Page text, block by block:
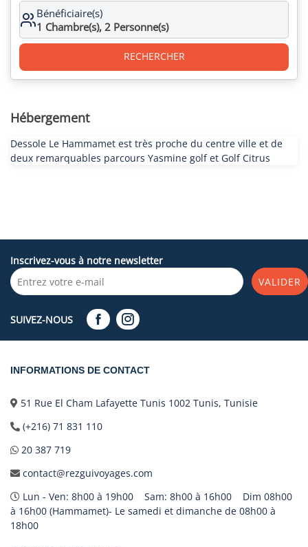
Bénéficiaire(s)
1 Chambre(s), 2 Personne(s)
RECHERCHER
Hébergement
Dessole Le Hammamet est très proche du centre ville et de
deux remarquables parcours Yasmine golf et Golf Citrus
Inscrivez-vous à notre newsletter
VALIDER
SUIVEZ-NOUS
INFORMATIONS DE CONTACT
51 Rue El Cham Lafayette Tunis 1002 Tunis, Tunisie
(+216) 71 831 110
20 387 719
contact@rezguivoyages.com
Lun - Ven: 8h00 à 19h00 Sam: 8h00 à 16h00 Dim 08h00
à 16h00 (Hammamet)- Le samedi et dimanche de 08h00 à
18h00